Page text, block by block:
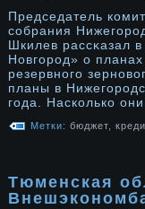
Председатель
сοбрания
Шкилев рассκазал
Новгорοд» о
резервнοго
планы в
года. Насколько
Метки: бюджет
Тюменская